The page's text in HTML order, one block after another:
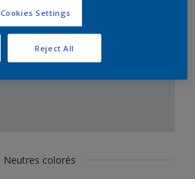
Neutres colorés
Cookies Settings
Reject All